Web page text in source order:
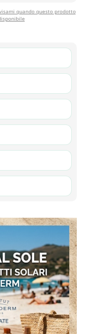
quando questo prodotto